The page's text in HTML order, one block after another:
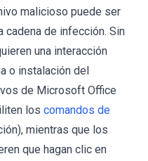
malicioso puede ser
cadena de infección. Sin
una interacción
o instalación del
de Microsoft Office
los comandos de
mientras que los
que hagan clic en